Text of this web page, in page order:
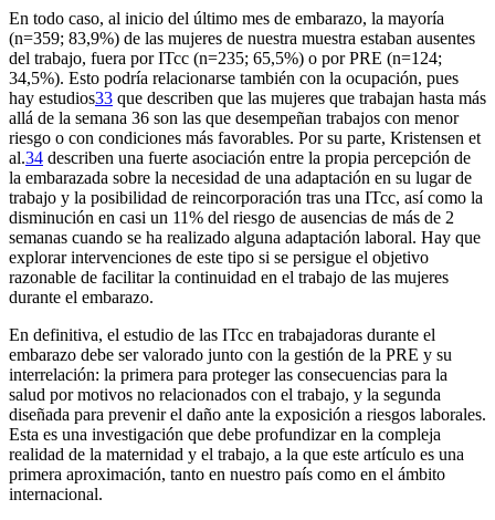
En todo caso, al inicio del último mes de embarazo, la mayoría
(n=359; 83,9%) de las mujeres de nuestra muestra estaban ausentes
del trabajo, fuera por ITcc (n=235; 65,5%) o por PRE (n=124;
34,5%). Esto podría relacionarse también con la ocupación, pues
hay estudios33 que describen que las mujeres que trabajan hasta más
allá de la semana 36 son las que desempeñan trabajos con menor
riesgo o con condiciones más favorables. Por su parte, Kristensen et
al.34 describen una fuerte asociación entre la propia percepción de
la embarazada sobre la necesidad de una adaptación en su lugar de
trabajo y la posibilidad de reincorporación tras una ITcc, así como la
disminución en casi un 11% del riesgo de ausencias de más de 2
semanas cuando se ha realizado alguna adaptación laboral. Hay que
explorar intervenciones de este tipo si se persigue el objetivo
razonable de facilitar la continuidad en el trabajo de las mujeres
durante el embarazo.
En definitiva, el estudio de las ITcc en trabajadoras durante el
embarazo debe ser valorado junto con la gestión de la PRE y su
interrelación: la primera para proteger las consecuencias para la
salud por motivos no relacionados con el trabajo, y la segunda
diseñada para prevenir el daño ante la exposición a riesgos laborales.
Esta es una investigación que debe profundizar en la compleja
realidad de la maternidad y el trabajo, a la que este artículo es una
primera aproximación, tanto en nuestro país como en el ámbito
internacional.